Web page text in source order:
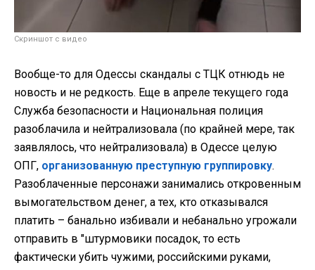
Скриншот с видео
Вообще-то для Одессы скандалы с ТЦК отнюдь не
новость и не редкость. Еще в апреле текущего года
Служба безопасности и Национальная полиция
разоблачила и нейтрализовала (по крайней мере, так
заявлялось, что нейтрализовала) в Одессе целую
ОПГ, организованную преступную группировку.
Разоблаченные персонажи занимались откровенным
вымогательством денег, а тех, кто отказывался
платить – банально избивали и небанально угрожали
отправить в "штурмовики посадок, то есть
фактически убить чужими, российскими руками,